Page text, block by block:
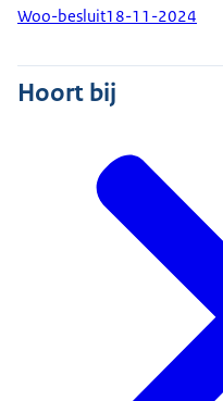
Woo-besluit18-11-2024
Hoort bij